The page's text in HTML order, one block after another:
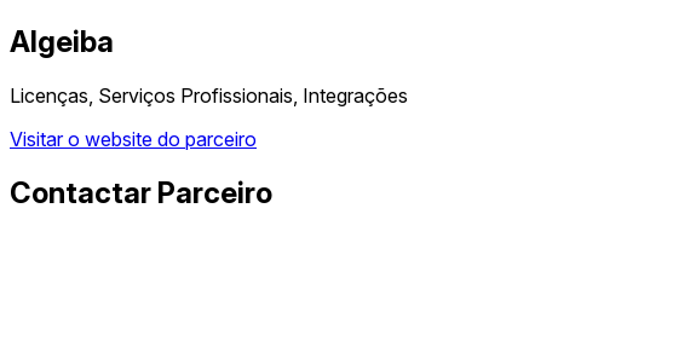
Algeiba
Licenças, Serviços Profissionais, Integrações
Visitar o website do parceiro
Contactar Parceiro